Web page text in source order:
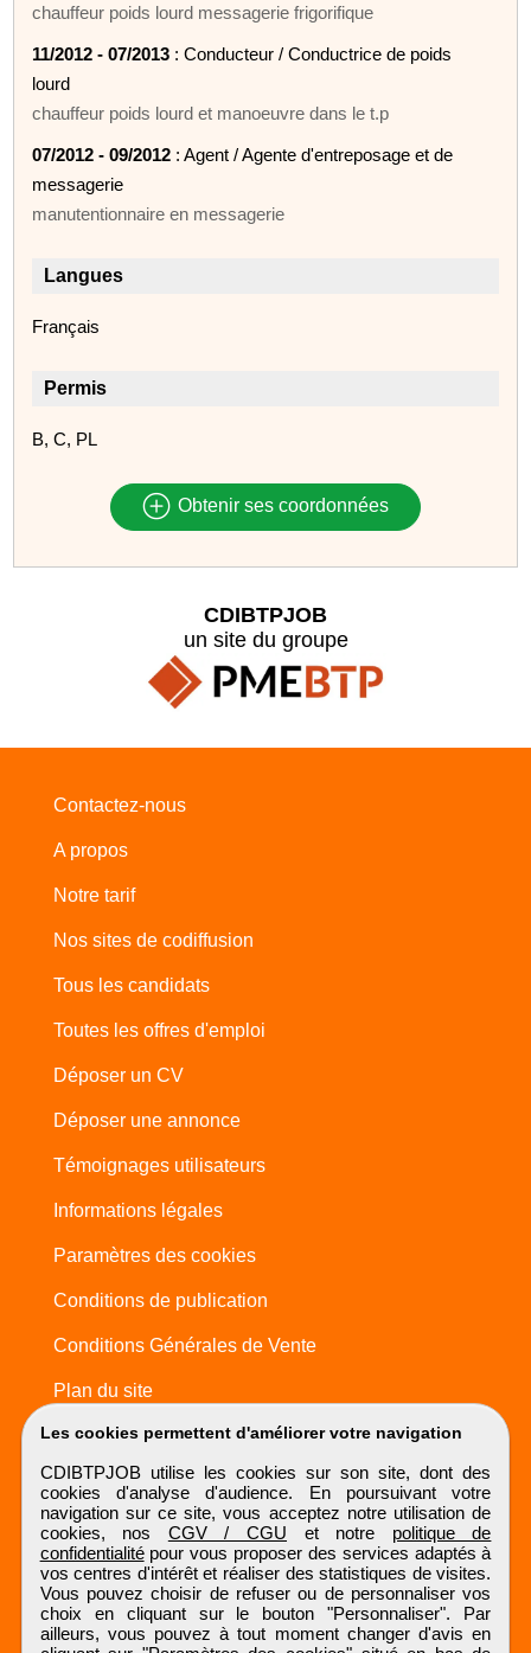
chauffeur poids lourd messagerie frigorifique
11/2012 - 07/2013 : Conducteur / Conductrice de poids
lourd
chauffeur poids lourd et manoeuvre dans le t.p
07/2012 - 09/2012 : Agent / Agente d'entreposage et de
messagerie
manutentionnaire en messagerie
Langues
Français
Permis
B, C, PL
Obtenir ses coordonnées
Les cookies permettent d'améliorer votre navigation
CDIBTPJOB utilise les cookies sur son site, dont des
cookies d'analyse d'audience. En poursuivant votre
navigation sur ce site, vous acceptez notre utilisation de
cookies, nos CGV / CGU et notre politique de
confidentialitépour vous proposer des services adaptés à
vos centres d'intérêt et réaliser des statistiques de visites.
Vous pouvez choisir de refuser ou de personnaliser vos
choix en cliquant sur le bouton "Personnaliser". Par
ailleurs, vous pouvez à tout moment changer d'avis en
CDIBTPJOB
un site du groupe
Contactez-nous
A propos
Notre tarif
Nos sites de codiffusion
Tous les candidats
Toutes les offres d'emploi
Déposer un CV
Déposer une annonce
Témoignages utilisateurs
Informations légales
Paramètres des cookies
Conditions de publication
Conditions Générales de Vente
Plan du site